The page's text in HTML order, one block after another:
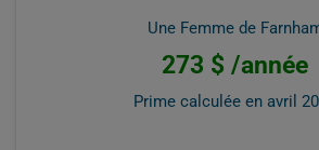
Une Femme de
273 $ /année
Prime calculée en avril